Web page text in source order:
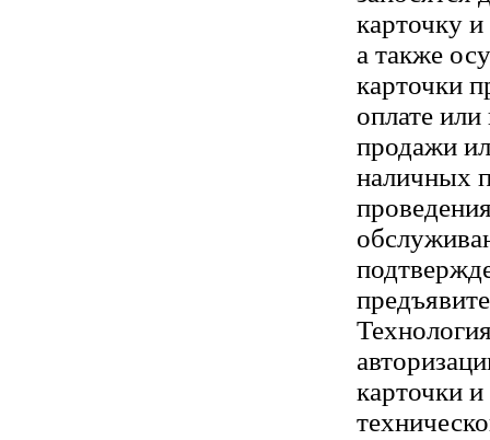
карточку
а также
карточки
оплате
продажи
наличных
карточки и